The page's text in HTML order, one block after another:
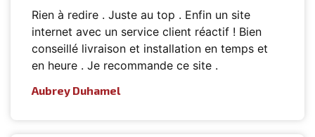
Rien à redire . Juste au top . Enfin un site
internet avec un service client réactif ! Bien
conseillé livraison et installation en temps et
en heure . Je recommande ce site .
Aubrey Duhamel